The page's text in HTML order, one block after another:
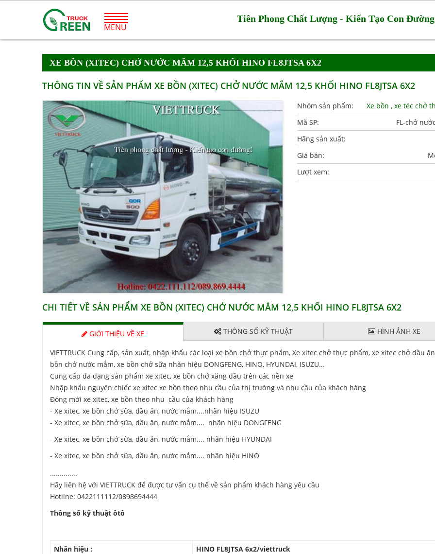
MENU
Tiên Phong Chất Lượng - Kiến Tạo Con Đường
XE BỒN (XITEC) CHỞ NƯỚC MẮM 12,5 KHỐI HINO FL8JTSA 6X2
THÔNG TIN VỀ SẢN PHẨM XE BỒN (XITEC) CHỞ NƯỚC MẮM 12,5 KHỐI HINO FL8JTSA 6X2
Nhóm sản phẩm:
Xe bồn , xe téc chở
Mã SP:
FL-chở
Hãng sản xuất:
Giá bán:
Lượt xem:
CHI TIẾT VỀ SẢN PHẨM XE BỒN (XITEC) CHỞ NƯỚC MẮM 12,5 KHỐI HINO FL8JTSA 6X2
GIỚI THIỆU VỀ XE THÔNG SỐ KỸ THUẬT HÌNH ẢNH XE
VIETTRUCK Cung cấp, sản xuất, nhập khẩu các loại xe bồn chở thực phẩm, Xe xitec chở thực phẩm, xe xitec chở dầu
bồn chở nước mắm, xe bồn chở sữa nhãn hiệu DONGFENG, HINO, HYUNDAI, ISUZU...
Cung cấp đa dạng sản phẩm xe xitec, xe bồn chở xăng dầu trên các nền xe
Nhập khẩu nguyên chiếc xe xitec xe bồn theo nhu cầu của thị trường và nhu cầu của khách hàng
Đóng mới xe xitec, xe bồn theo nhu cầu của khách hàng
- Xe xitec, xe bồn chở sữa, dầu ăn, nước mắm....nhãn hiệu ISUZU
- Xe xitec, xe bồn chở sữa, dầu ăn, nước mắm.... nhãn hiệu DONGFENG
- Xe xitec, xe bồn chở sữa, dầu ăn, nước mắm.... nhãn hiệu HYUNDAI
- Xe xitec, xe bồn chở sữa, dầu ăn, nước mắm.... nhãn hiệu HINO
..............
Hãy liên hệ với VIETTRUCK để được tư vấn cụ thể về sản phẩm khách hàng yêu cầu
Hotline: 0422111112/0898694444
Thông số kỹ thuật ôtô
Nhãn hiệu :
HINO FL8JTSA 6x2/viettruck